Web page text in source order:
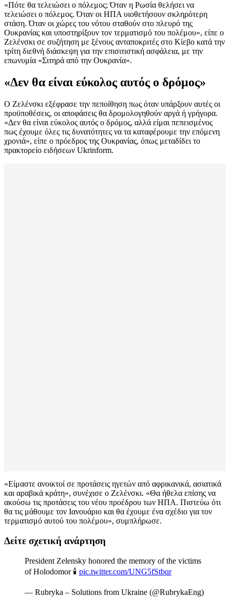
«Πότε θα τελειώσει ο πόλεμος; Όταν η Ρωσία θελήσει να
τελειώσει ο πόλεμος. Όταν οι ΗΠΑ υιοθετήσουν σκληρότερη
στάση. Όταν οι χώρες του νότου σταθούν στο πλευρό της
Ουκρανίας και υποστηρίξουν τον τερματισμό του πολέμου», είπε ο
Ζελένσκι σε συζήτηση με ξένους ανταποκριτές στο Κίεβο κατά την
τρίτη διεθνή διάσκεψη για την επισιτιστική ασφάλεια, με την
επωνυμία «Σιτηρά από την Ουκρανία».
«Δεν θα είναι εύκολος αυτός ο δρόμος»
Ο Ζελένσκι εξέφρασε την πεποίθηση πως όταν υπάρξουν αυτές οι
προϋποθέσεις, οι αποφάσεις θα δρομολογηθούν αργά ή γρήγορα.
«Δεν θα είναι εύκολος αυτός ο δρόμος, αλλά είμαι πεπεισμένος
πως έχουμε όλες τις δυνατότητες να τα καταφέρουμε την επόμενη
χρονιά», είπε ο πρόεδρος της Ουκρανίας, όπως μεταδίδει το
πρακτορείο ειδήσεων Ukrinform.
«Είμαστε ανοικτοί σε προτάσεις ηγετών από αφρικανικά, ασιατικά
και αραβικά κράτη», συνέχισε ο Ζελένσκι. «Θα ήθελα επίσης να
ακούσω τις προτάσεις του νέου προέδρου των ΗΠΑ. Πιστεύω ότι
θα τις μάθουμε τον Ιανουάριο και θα έχουμε ένα σχέδιο για τον
τερματισμό αυτού του πολέμου», συμπλήρωσε.
Δείτε σχετική ανάρτηση
President Zelensky honored the memory of the victims
of Holodomor 🕯 pic.twitter.com/UNG5fStbqr
— Rubryka – Solutions from Ukraine (@RubrykaEng)